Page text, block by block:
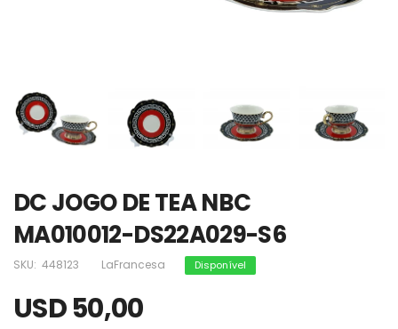
DC JOGO DE TEA NBC
MA010012-DS22A029-S6
SKU: 448123 LaFrancesa Disponível
USD 50,00